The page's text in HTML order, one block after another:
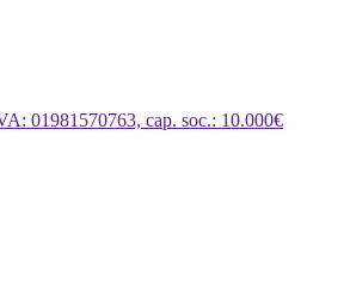
01981570763, cap. soc.: 10.000€